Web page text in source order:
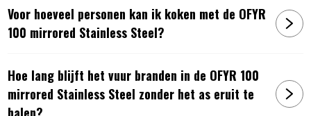
Voor hoeveel personen kan ik koken met de OFYR
100 mirrored Stainless Steel?
Hoe lang blijft het vuur branden in de OFYR 100
mirrored Stainless Steel zonder het as eruit te